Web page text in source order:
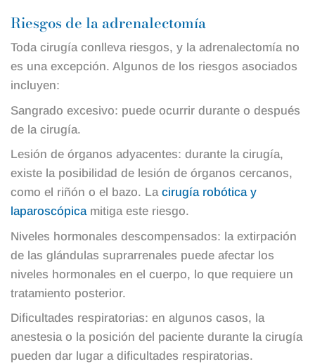
Riesgos de la adrenalectomía
Toda cirugía conlleva riesgos, y la adrenalectomía no
es una excepción. Algunos de los riesgos asociados
incluyen:
Sangrado excesivo: puede ocurrir durante o después
de la cirugía.
Lesión de órganos adyacentes: durante la cirugía,
existe la posibilidad de lesión de órganos cercanos,
como el riñón o el bazo. La cirugía robótica y
laparoscópicamitiga este riesgo.
Niveles hormonales descompensados: la extirpación
de las glándulas suprarrenales puede afectar los
niveles hormonales en el cuerpo, lo que requiere un
tratamiento posterior.
Dificultades respiratorias: en algunos casos, la
anestesia o la posición del paciente durante la cirugía
pueden dar lugar a dificultades respiratorias.